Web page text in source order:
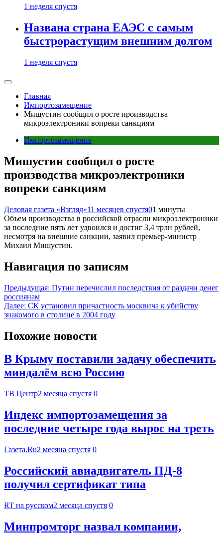
1 неделя спустя
Названа страна ЕАЭС с самым
быстрорастущим внешним долгом
1 неделя спустя
Главная
Импортозамещение
Мишустин сообщил о росте производства
микроэлектроники вопреки санкциям
Импортозамещение
Мишустин сообщил о росте
производства микроэлектроники
вопреки санкциям
Деловая газета «Взгляд»11 месяцев спустя01 минуты
Объем производства в российской отрасли микроэлектроники
за последние пять лет удвоился и достиг 3,4 трлн рублей,
несмотря на внешние санкции, заявил премьер-министр
Михаил Мишустин.
Навигация по записям
Предыдущая: Путин перечислил последствия от раздачи денег
россиянам
Далее: СК установил причастность москвича к убийству
знакомого в столице в 2004 году
Похожие новости
В Крыму поставили задачу обеспечить
миндалём всю Россию
ТВ Центр2 месяца спустя 0
Индекс импортозамещения за
последние четыре года вырос на треть
Газета.Ru2 месяца спустя 0
Российский авиадвигатель ПД-8
получил сертификат типа
RT на русском2 месяца спустя 0
Минпромторг назвал компании,